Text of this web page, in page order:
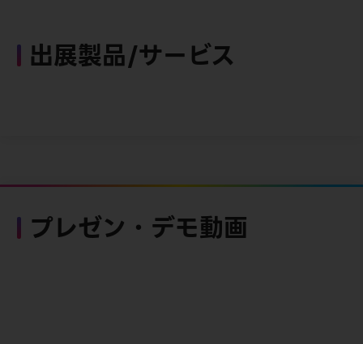
出展製品/サービス
プレゼン・デモ動画